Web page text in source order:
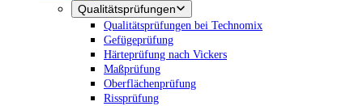
Qualitätsprüfungen
Qualitätsprüfungen bei Technomix
Gefügeprüfung
Härteprüfung nach Vickers
Maßprüfung
Oberflächenprüfung
Rissprüfung